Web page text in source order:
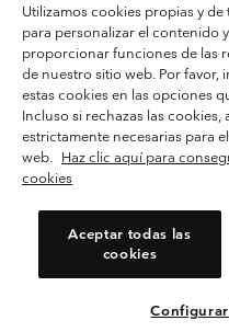
Condiciones de uso
Terminos
Política de Privacidad
Términos y condiciones del
Términos De Uso Del Contenido
Impressum
Cookies Public
Utilizamos cookies propias y
para personalizar el contenido
proporcionar funciones de las
de nuestro sitio web. Por favor,
estas cookies en las opciones
Incluso si rechazas las
estrictamente necesarias para
web. Haz clic aquí para
cookies
Aceptar todas las
cookies
Selecciona
Compras
España
Ver